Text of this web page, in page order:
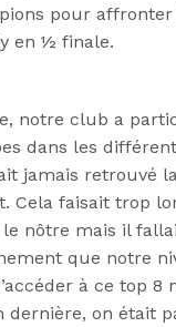
pour affronter
en ½ finale.
notre club a
dans les
jamais retrouvé
Cela faisait trop
nôtre mais il
que notre
à ce top 8
dernière, on était